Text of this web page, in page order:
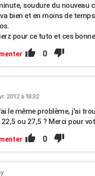
soudure du nouveau
bien et en moins de
pour ce tuto et ces
0
2012 à 18:32
le même problème, j'ai
ou 27,5 ? Merci pour
0